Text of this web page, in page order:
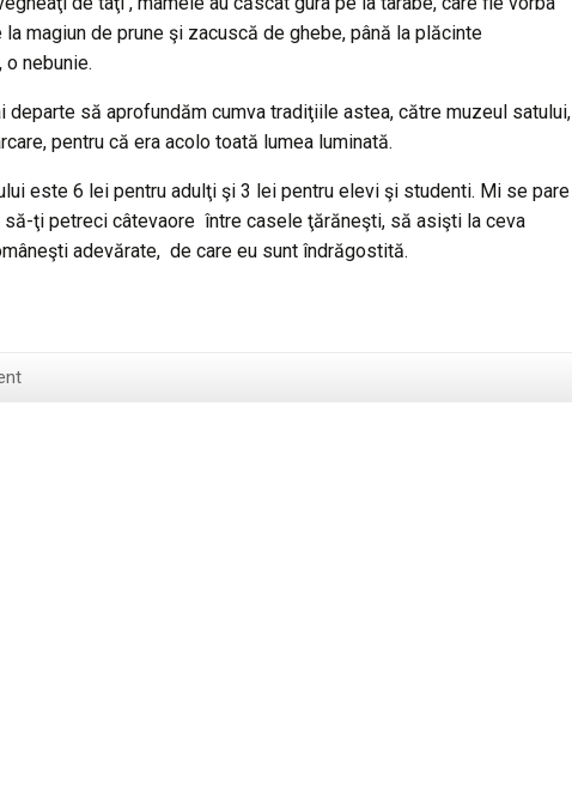
magiun de prune şi zacuscă de ghebe, până la plăcinte
nebunie.
departe să aprofundăm cumva tradiţiile astea, către muzeul satului,
pentru că era acolo toată lumea luminată.
este 6 lei pentru adulţi şi 3 lei pentru elevi şi studenti. Mi se pare
ţi petreci câtevaore între casele ţărăneşti, să asişti la ceva
adevărate, de care eu sunt îndrăgostită.